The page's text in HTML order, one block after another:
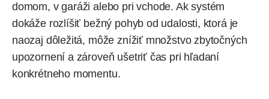
domom, v garáži alebo pri vchode. Ak systém
dokáže rozlíšiť bežný pohyb od udalosti, ktorá je
naozaj dôležitá, môže znížiť množstvo zbytočných
upozornení a zároveň ušetriť čas pri hľadaní
konkrétneho momentu.